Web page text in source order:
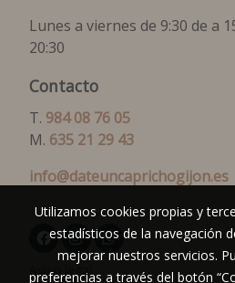
Lunes a viernes de 9:30 de a
20:30
Contacto
T. 984 08 76 05
M. 635 21 29 43
info@dateuncaprichogijon.es
Aviso legal
Utilizamos cookies propias y
estadísticos de la navegación
mejorar nuestros servicios.
preferencias a través del botón